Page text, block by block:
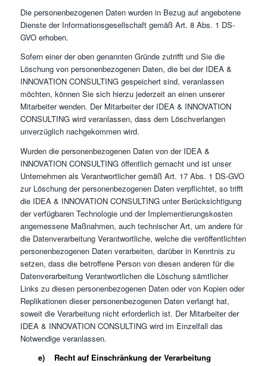
Die personenbezogenen Daten wurden in Bezug auf angebotene
Dienste der Informationsgesellschaft gemäß Art. 8 Abs. 1 DS-
GVO erhoben.
Sofern einer der oben genannten Gründe zutrifft und Sie die
Löschung von personenbezogenen Daten, die bei der IDEA &
INNOVATION CONSULTING gespeichert sind, veranlassen
möchten, können Sie sich hierzu jederzeit an einen unserer
Mitarbeiter wenden. Der Mitarbeiter der IDEA & INNOVATION
CONSULTING wird veranlassen, dass dem Löschverlangen
unverzüglich nachgekommen wird.
Wurden die personenbezogenen Daten von der IDEA &
INNOVATION CONSULTING öffentlich gemacht und ist unser
Unternehmen als Verantwortlicher gemäß Art. 17 Abs. 1 DS-GVO
zur Löschung der personenbezogenen Daten verpflichtet, so trifft
die IDEA & INNOVATION CONSULTING unter Berücksichtigung
der verfügbaren Technologie und der Implementierungskosten
angemessene Maßnahmen, auch technischer Art, um andere für
die Datenverarbeitung Verantwortliche, welche die veröffentlichten
personenbezogenen Daten verarbeiten, darüber in Kenntnis zu
setzen, dass die betroffene Person von diesen anderen für die
Datenverarbeitung Verantwortlichen die Löschung sämtlicher
Links zu diesen personenbezogenen Daten oder von Kopien oder
Replikationen dieser personenbezogenen Daten verlangt hat,
soweit die Verarbeitung nicht erforderlich ist. Der Mitarbeiter der
IDEA & INNOVATION CONSULTING wird im Einzelfall das
Notwendige veranlassen.
e) Recht auf Einschränkung der Verarbeitung